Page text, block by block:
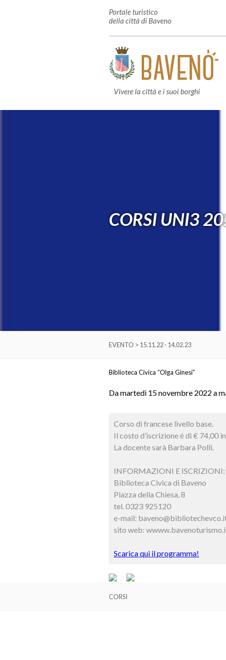
Portale turistico
della città di Baveno
Vivere la città e i suoi borghi
CORSI UNI3
EVENTO > 15.11.22 - 14.02.23
Biblioteca Civica “Olga Ginesi”
Da martedì 15 novembre 2022 a
Corso di francese livello base.
Il costo d’iscrizione é di € 74,00
La docente sarà Barbara Polli.
INFORMAZIONI E ISCRIZIONI:
Biblioteca Civica di Baveno
Piazza della Chiesa, 8
tel. 0323 925120
e-mail:
sito web:
Scarica qui il programma!
CORSI